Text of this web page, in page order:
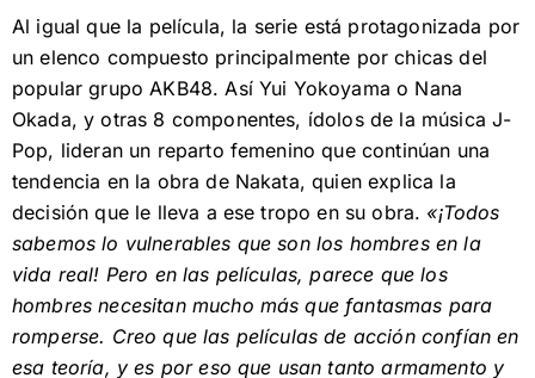
Al igual que la película, la serie está protagonizada por
un elenco compuesto principalmente por chicas del
popular grupo AKB48. Así Yui Yokoyama o Nana
Okada, y otras 8 componentes, ídolos de la música J-
Pop, lideran un reparto femenino que continúan una
tendencia en la obra de Nakata, quien explica la
decisión que le lleva a ese tropo en su obra. «¡Todos
sabemos lo vulnerables que son los hombres en la
vida real! Pero en las películas, parece que los
hombres necesitan mucho más que fantasmas para
romperse. Creo que las películas de acción confían en
esa teoría, y es por eso que usan tanto armamento y